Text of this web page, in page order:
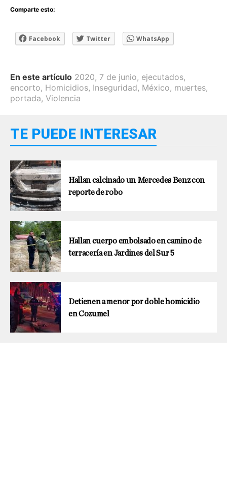
Comparte esto:
Facebook Twitter WhatsApp
En este artículo 2020, 7 de junio, ejecutados,
encorto, Homicidios, Inseguridad, México, muertes,
portada, Violencia
TE PUEDE INTERESAR
Hallan calcinado un Mercedes Benz con
reporte de robo
Hallan cuerpo embolsado en camino de
terracería en Jardines del Sur 5
Detienen a menor por doble homicidio
en Cozumel